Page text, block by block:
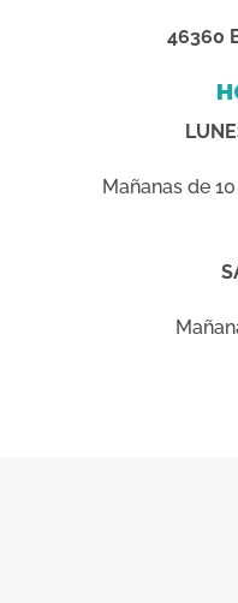
46360
Mañanas de